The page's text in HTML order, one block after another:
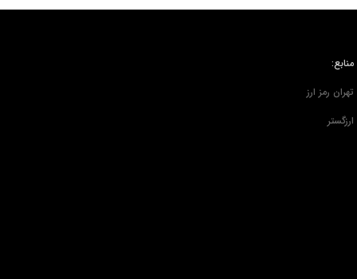
منابع:
تهران رمز ارز
ارزگستر